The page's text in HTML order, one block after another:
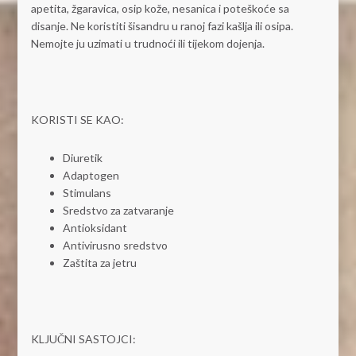
apetita, žgaravica, osip kože, nesanica i poteškoće sa
disanje. Ne koristiti šisandru u ranoj fazi kašlja ili osipa.
Nemojte ju uzimati u trudnoći ili tijekom dojenja.
KORISTI SE KAO:
Diuretik
Adaptogen
Stimulans
Sredstvo za zatvaranje
Antioksidant
Antivirusno sredstvo
Zaštita za jetru
KLJUČNI SASTOJCI: